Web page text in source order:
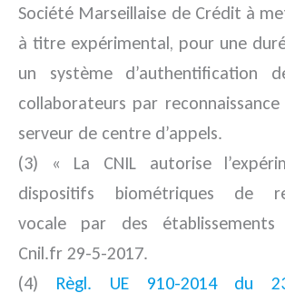
Société Marseillaise de Crédit à
à titre expérimental, pour une
un système d’authentification
collaborateurs par
serveur de centre d’appels.
(3) « La CNIL autorise
dispositifs biométriques de
vocale par des établissements
Cnil.fr 29-5-2017.
(4) Règl. UE 910-2014 du